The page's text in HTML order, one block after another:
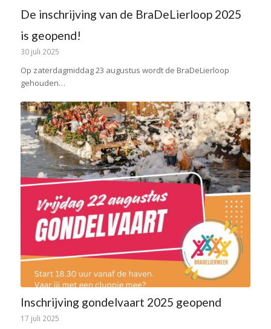
De inschrijving van de BraDeLierloop 2025
is geopend!
30 juli 2025
Op zaterdagmiddag 23 augustus wordt de BraDeLierloop
gehouden…
Inschrijving gondelvaart 2025 geopend
17 juli 2025